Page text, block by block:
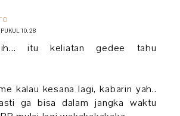
10.28
itu keliatan gedee tahu
kalau kesana lagi, kabarin yah..
ga bisa dalam jangka waktu